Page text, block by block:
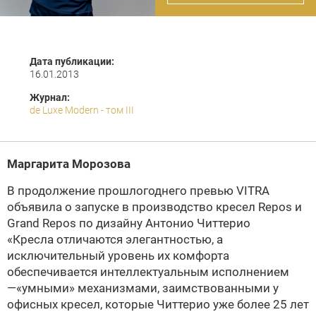
Дата публикации:
16.01.2013
Журнал:
de Luxe Modern - том III
Маргарита Морозова
В продолжение прошлогоднего превью VITRA
объявила о запуске в производство кресел Repos и
Grand Repos по дизайну Антонио Читтерио
«Кресла отличаются элегантностью, а
исключительный уровень их комфорта
обеспечивается интеллектуальным исполнением
—«умными» механизмами, заимствованными у
офисных кресел, которые Читтерио уже более 25 лет